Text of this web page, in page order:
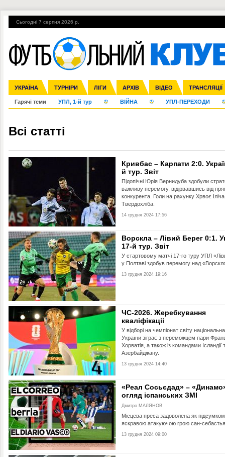
Сьогодні 7 серпня 2026 р.
УКРАЇНА ТУРНІРИ ЛІГИ АРХІВ ВІДЕО ТРАНСЛЯЦІЇ
Збірна Прем'єр-ліга Перша ліга Друга ліга Кубок України
Ліга чемпіонів Ліга Європи Міжнародні Ліга націй Ліга
Англія Іспанія Італія Німеччина Франція Інші
ЧС-2014 ЄВРО-2016 Росія Кубок конфедерацій ЧЄ-2015 (U-
Гарячі теми УПЛ, 1-й тур ВІЙНА УПЛ-ПЕРЕХОДИ
Всі статті
Кривбас – Карпати 2:0.
й тур. Звіт
Підопічні Юрія Вернидуба здобули
важливу перемогу, відірвавшись від
конкурента. Голи на рахунку Хрвоє
Твердохліба.
14 грудня 2024 17:56
Ворскла – Лівий Берег 0:1.
17-й тур. Звіт
У стартовому матчі 17-го туру УПЛ
у Полтаві здобув перемогу над
13 грудня 2024 19:16
ЧС-2026. Жеребкування
кваліфікаціі
У відборі на чемпіонат світу
України зіграє з переможцем пари
Хорватія, а також із командами Ісландії
Азербайджану.
13 грудня 2024 14:40
«Реал Сосьєдад» –
огляд іспанських ЗМІ
Дмитро МАЛЯНОВ
Місцева преса задоволена як
яскравою атакуючою грою сан-
13 грудня 2024 09:00